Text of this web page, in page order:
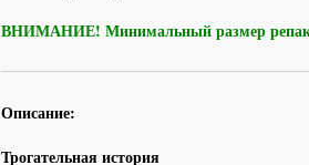
ВНИМАНИЕ! Минимальный размер репака
Описание:
Трогательная история